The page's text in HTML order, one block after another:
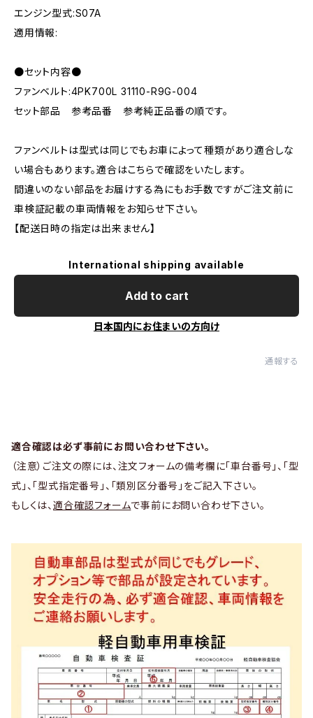
エンジン型式:S07A
適用情報:
●セット内容●
ファンベルト:4PK700L 31110-R9G-004
セット部品 参考品番 参考純正品番の順です。
ファンベルトは型式は同じでもお車によって種類があり適合しな
い場合もあります。適合はこちらで確認をいたします。
間違いのない部品をお届けする為にもお手数ですがご注文前に
車検証記載の車両情報をお知らせ下さい。
【配送日時の指定は出来ません】
International shipping available
Add to cart
日本国内にお住まいの方向け
通報する
適合確認は必ず事前にお問い合わせ下さい。
（注意）ご注文の際には、注文フォームの備考欄に「車台番号」、「型
式」、「型式指定番号」、「類別区分番号」をご記入下さい。
もしくは、 適合確認フォームで事前にお問い合わせ下さい。